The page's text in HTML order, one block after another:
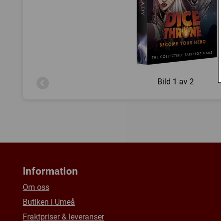
Bild 1 av 2
Information
Om oss
Butiken i Umeå
Fraktpriser & leveranser